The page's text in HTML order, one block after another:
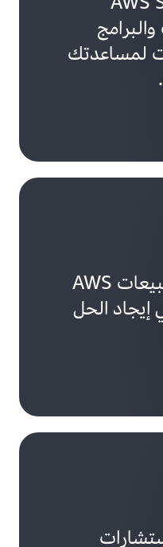
لمساعدتك
تحدّث مع مندوب مبيعات AWS
إيجاد الحل